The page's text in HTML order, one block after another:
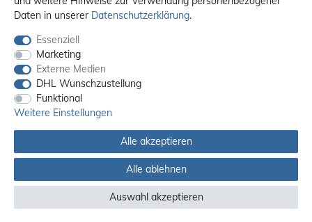
Alle Preise sind inkl. MwSt. / **Kostenloser Versand innerhalb Deutschlands.
Versandkosten in andere Länder finden Sie
Daten in unserer Daten­schutz­erklärung.
Essenziell
Marketing
Externe Medien
DHL Wunschzustellung
Funktional
Weitere Einstellungen
Alle akzeptieren
Alle ablehnen
Auswahl akzeptieren